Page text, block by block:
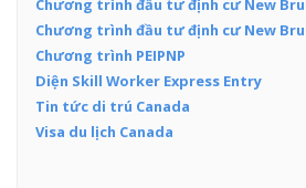
Chương trình đầu tư định cư New
Chương trình đầu tư định cư New
Chương trình PEIPNP
Diện Skill Worker Express Entry
Tin tức di trú Canada
Visa du lịch Canada